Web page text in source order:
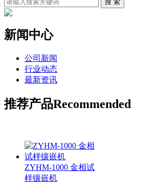
新闻中心
公司新闻
行业动态
最新资讯
推荐产品Recommended
ZYHM-1000 金相试
样镶嵌机